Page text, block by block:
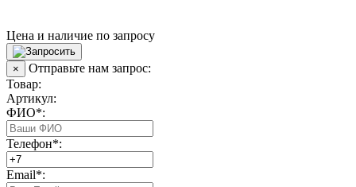
Цена и наличие по запросу
×
Отправьте нам запрос:
Товар:
Артикул:
ФИО*:
Телефон*:
Email*: